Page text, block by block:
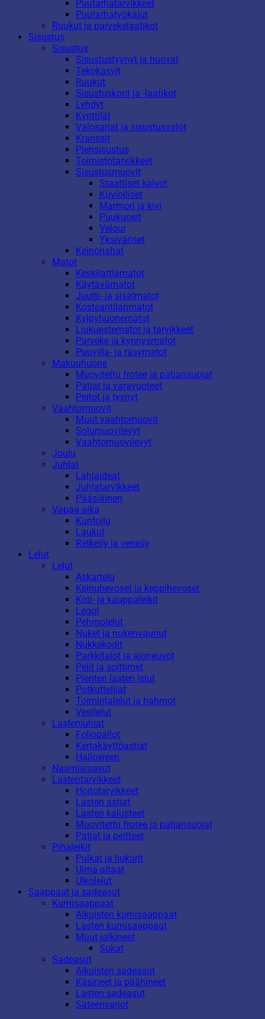
Puutarhatarvikkeet
Puutarhatyökalut
Ruukut ja parvekelaatikot
Sisustus
Sisustus
Sisustustyynyt ja huovat
Tekokasvit
Ruukut
Sisustuskorit ja -laatikot
Lyhdyt
Kynttilät
Valosarjat ja sisustusvalot
Kranssit
Piensisustus
Toimistotarvikkeet
Sisustusmuovit
Staattiset kalvot
Kuviolliset
Marmori ja kivi
Puukuosit
Velour
Yksiväriset
Keinonahat
Matot
Keskilattiamatot
Käytävämatot
Juutti- ja sisalmatot
Kosteantilanmatot
Kylpyhuonematot
Liukuestematot ja tarvikkeet
Parveke ja kynnysmatot
Puuvilla- ja räsymatot
Makuuhuone
Muovitettu frotee ja patjansuojat
Patjat ja varavuoteet
Peitot ja tyynyt
Vaahtomuovit
Muut vaahtomuovit
Solumuovilevyt
Vaahtomuovilevyt
Joulu
Juhlat
Lahjaideat
Juhlatarvikkeet
Pääsiäinen
Vapaa-aika
Kuntoilu
Laukut
Retkeily ja veneily
Lelut
Lelut
Askartelu
Keinuhevoset ja keppihevoset
Koti- ja kauppaleikit
Legot
Pehmolelut
Nuket ja nukenvaunut
Nukkekodit
Parkkitalot ja ajoneuvot
Pelit ja soittimet
Pienten lasten lelut
Potkuttelijat
Toimintalelut ja hahmot
Vesilelut
Lastenjuhlat
Foliopallot
Kertakäyttöastiat
Halloween
Naamiaisasut
Lastentarvikkeet
Hoitotarvikkeet
Lasten astiat
Lasten kalusteet
Muovitettu frotee ja patjansuojat
Patjat ja peitteet
Pihaleikit
Pulkat ja liukurit
Uima-altaat
Ulkolelut
Saappaat ja sadeasut
Kumisaappaat
Aikuisten kumisaappaat
Lasten kumisaappaat
Muut jalkineet
Sukat
Sadeasut
Aikuisten sadeasut
Käsineet ja päähineet
Lasten sadeasut
Sateenvarjot